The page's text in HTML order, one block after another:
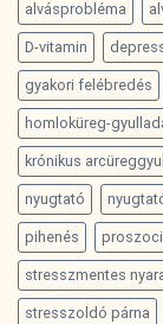
alvásprobléma
D-vitamin
gyakori felébredés
homloküreg-
krónikus
nyugtató
pihenés
stresszmentes
stresszoldó párna